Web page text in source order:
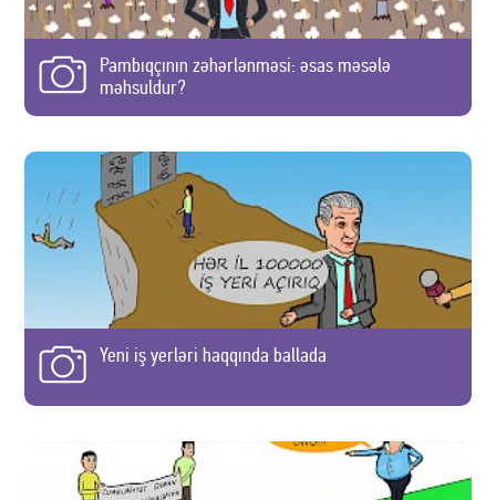
Pambıqçının zəhərlənməsi: əsas məsələ
məhsuldur?
Yeni iş yerləri haqqında ballada